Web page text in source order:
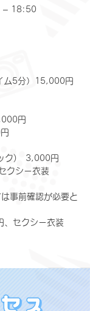
– 18:50
ム5分）15,000円
円
ク)　3,000円
クシー衣装
事前確認が必要と
セクシー衣装